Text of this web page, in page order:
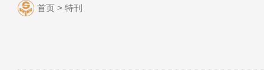
首页 > 特刊